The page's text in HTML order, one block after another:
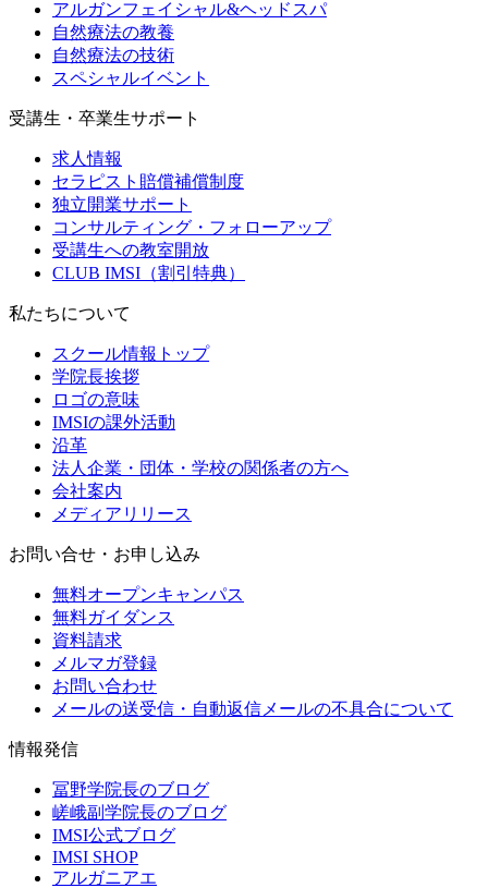
アルガンフェイシャル&ヘッドスパ
自然療法の教養
自然療法の技術
スペシャルイベント
受講生・卒業生サポート
求人情報
セラピスト賠償補償制度
独立開業サポート
コンサルティング・フォローアップ
受講生への教室開放
CLUB IMSI（割引特典）
私たちについて
スクール情報トップ
学院長挨拶
ロゴの意味
IMSIの課外活動
沿革
法人企業・団体・学校の関係者の方へ
会社案内
メディアリリース
お問い合せ・お申し込み
無料オープンキャンパス
無料ガイダンス
資料請求
メルマガ登録
お問い合わせ
メールの送受信・自動返信メールの不具合について
情報発信
冨野学院長のブログ
嵯峨副学院長のブログ
IMSI公式ブログ
IMSI SHOP
アルガニアエ